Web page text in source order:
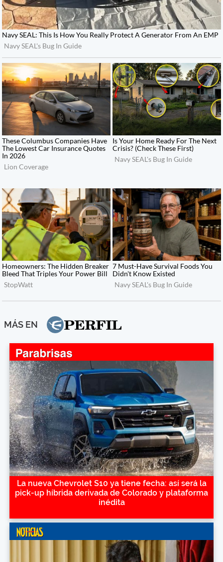
MÁS EN
La nueva Chevrolet S10 ya tiene fecha: así será la
pick-up híbrida derivada de Colorado y plataforma
inédita